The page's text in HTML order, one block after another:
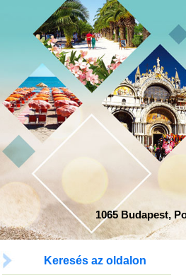
1065 Budapest,
Keresés az oldalon